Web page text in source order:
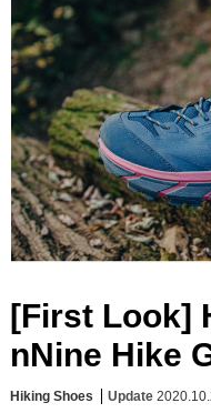
[First Look]
nNine Hike
Hiking Shoes Update